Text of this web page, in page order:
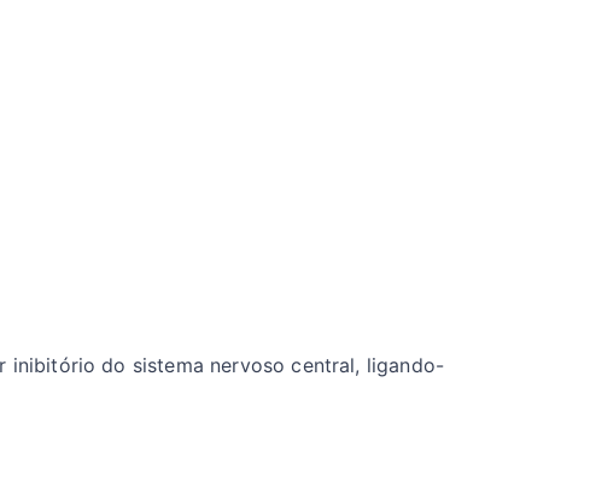
inibitório do sistema nervoso central, ligando-